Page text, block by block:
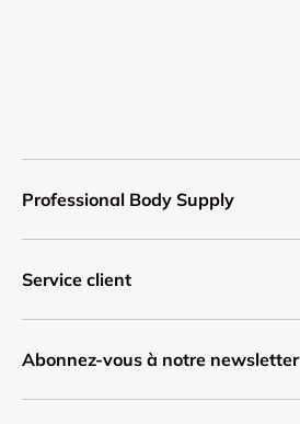
Professional Body Supply
Service client
Abonnez-vous à notre newsletter